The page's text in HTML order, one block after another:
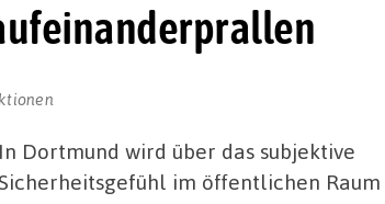
In Dortmund wird über das subjektive
im öffentlichen Raum